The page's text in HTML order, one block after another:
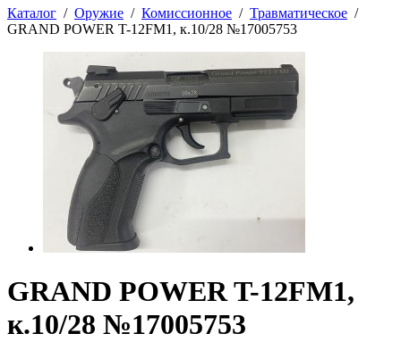
Каталог / Оружие / Комиссионное / Травматическое /
GRAND POWER T-12FM1, к.10/28 №17005753
GRAND POWER T-12FM1,
к.10/28 №17005753